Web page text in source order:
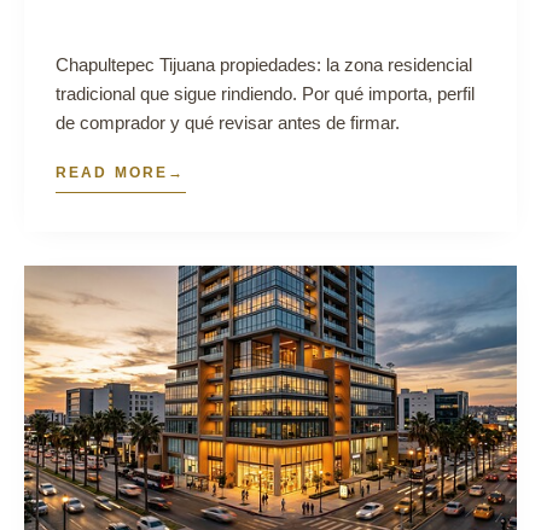
Chapultepec Tijuana propiedades: la zona residencial
tradicional que sigue rindiendo. Por qué importa, perfil
de comprador y qué revisar antes de firmar.
READ MORE